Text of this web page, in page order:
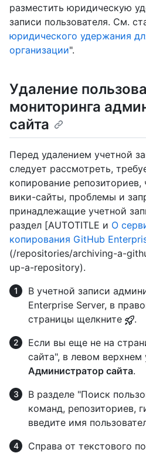
разместить юридическую
записи пользователя. См.
юридического удержания
организации".
Удаление
мониторинга
сайта
Перед удалением учетной
следует рассмотреть,
копирование
вики-сайты, проблемы и
принадлежащие учетной
раздел [AUTOTITLE и О
копирования GitHub
(/repositories/archiving-a-
up-a-repository).
В учетной записи
Enterprise Server, в
страницы щелкните
.
Если вы еще не на
сайта", в левом верхнем
Администратор сайта.
В разделе "Поиск
команд, репозиториев,
введите имя
Справа от текстового